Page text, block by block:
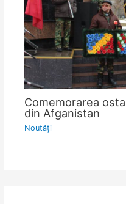
Comemorarea
din Afganistan
Noutăţi